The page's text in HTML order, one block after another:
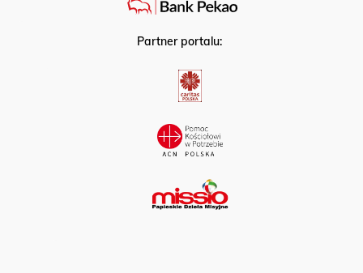
Partner portalu: